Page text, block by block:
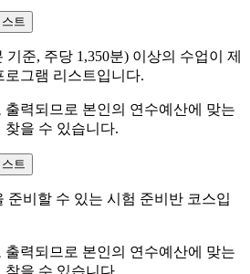
트
기준, 주당 1,350분) 이상의 수업이 제
그램 리스트입니다.
력되므로 본인의 연수예산에 맞는
찾을 수 있습니다.
트
준비할 수 있는 시험 준비반 코스입
력되므로 본인의 연수예산에 맞는